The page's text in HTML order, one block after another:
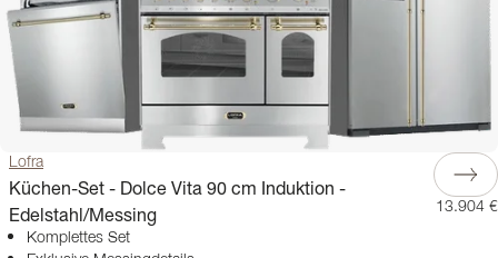
Lofra
Küchen-Set - Dolce Vita 90 cm Induktion -
Edelstahl/Messing
Komplettes Set
13.904 €